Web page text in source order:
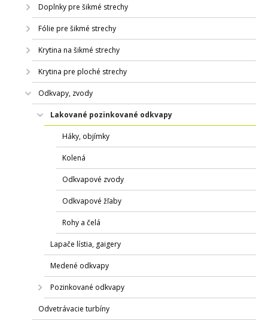
Doplnky pre šikmé strechy
Fólie pre šikmé strechy
Krytina na šikmé strechy
Krytina pre ploché strechy
Odkvapy, zvody
Lakované pozinkované odkvapy
Háky, objímky
Kolená
Odkvapové zvody
Odkvapové žľaby
Rohy a čelá
Lapače lístia, gaigery
Medené odkvapy
Pozinkované odkvapy
Odvetrávacie turbíny